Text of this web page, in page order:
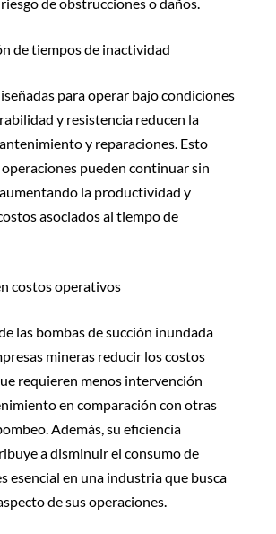
de obstrucciones o daños.
de tiempos de inactividad
para operar bajo condiciones
y resistencia reducen la
y reparaciones. Esto
pueden continuar sin
la productividad y
asociados al tiempo de
costos operativos
las bombas de succión inundada
mineras reducir los costos
requieren menos intervención
en comparación con otras
Además, su eficiencia
a disminuir el consumo de
esencial en una industria que busca
de sus operaciones.